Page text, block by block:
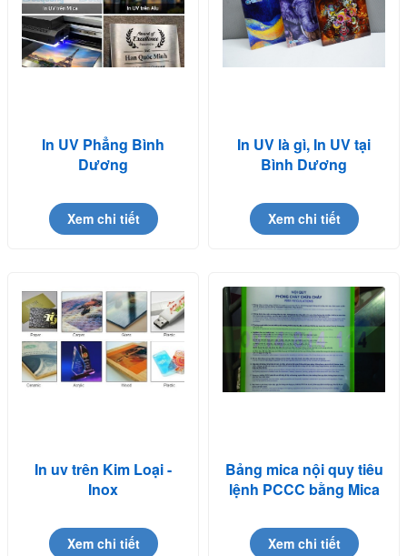
In UV Phẳng Bình
Dương
Xem chi tiết
In UV là gì, In UV tại
Bình Dương
Xem chi tiết
In uv trên Kim Loại -
Inox
Xem chi tiết
Bảng mica nội quy tiêu
lệnh PCCC bằng Mica
Xem chi tiết